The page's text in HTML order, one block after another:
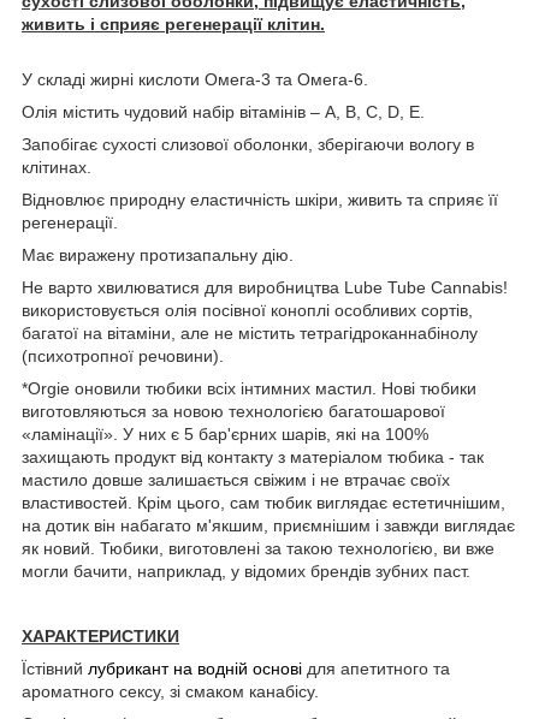
живить і сприяє регенерації клітин.
У складі жирні кислоти Омега-3 та Омега-6.
Олія містить чудовий набір вітамінів – А, B, C, D, E.
Запобігає сухості слизової оболонки, зберігаючи вологу в
клітинах.
Відновлює природну еластичність шкіри, живить та сприяє її
регенерації.
Має виражену протизапальну дію.
Не варто хвилюватися для виробництва Lube Tube Cannabis!
використовується олія посівної коноплі особливих сортів,
багатої на вітаміни, але не містить тетрагідроканнабінолу
(психотропної речовини).
*Orgie оновили тюбики всіх інтимних мастил. Нові тюбики
виготовляються за новою технологією багатошарової
«ламінації». У них є 5 бар'єрних шарів, які на 100%
захищають продукт від контакту з матеріалом тюбика - так
мастило довше залишається свіжим і не втрачає своїх
властивостей. Крім цього, сам тюбик виглядає естетичнішим,
на дотик він набагато м'якшим, приємнішим і завжди виглядає
як новий. Тюбики, виготовлені за такою технологією, ви вже
могли бачити, наприклад, у відомих брендів зубних паст.
ХАРАКТЕРИСТИКИ
Їстівний лубрикант на водній основі для апетитного та
ароматного сексу, зі смаком канабісу.